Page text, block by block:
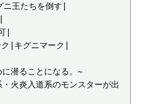
王たちを倒す|
|
|キグニマーク|
潜ることになる。~
火炎入道系のモンスターが出